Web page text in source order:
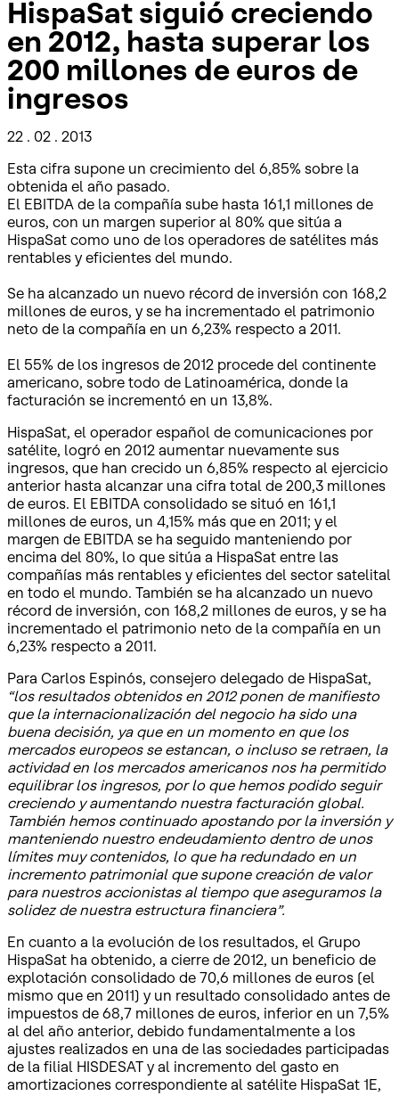
HispaSat siguió creciendo
en 2012, hasta superar los
200 millones de euros de
ingresos
22 . 02 . 2013
Esta cifra supone un crecimiento del 6,85% sobre la
obtenida el año pasado.
El EBITDA de la compañía sube hasta 161,1 millones de
euros, con un margen superior al 80% que sitúa a
HispaSat como uno de los operadores de satélites más
rentables y eficientes del mundo.
Se ha alcanzado un nuevo récord de inversión con 168,2
millones de euros, y se ha incrementado el patrimonio
neto de la compañía en un 6,23% respecto a 2011.
El 55% de los ingresos de 2012 procede del continente
americano, sobre todo de Latinoamérica, donde la
facturación se incrementó en un 13,8%.
HispaSat, el operador español de comunicaciones por
satélite, logró en 2012 aumentar nuevamente sus
ingresos, que han crecido un 6,85% respecto al ejercicio
anterior hasta alcanzar una cifra total de 200,3 millones
de euros. El EBITDA consolidado se situó en 161,1
millones de euros, un 4,15% más que en 2011; y el
margen de EBITDA se ha seguido manteniendo por
encima del 80%, lo que sitúa a HispaSat entre las
compañías más rentables y eficientes del sector satelital
en todo el mundo. También se ha alcanzado un nuevo
récord de inversión, con 168,2 millones de euros, y se ha
incrementado el patrimonio neto de la compañía en un
6,23% respecto a 2011.
Para Carlos Espinós, consejero delegado de HispaSat,
“los resultados obtenidos en 2012 ponen de manifiesto
que la internacionalización del negocio ha sido una
buena decisión, ya que en un momento en que los
mercados europeos se estancan, o incluso se retraen, la
actividad en los mercados americanos nos ha permitido
equilibrar los ingresos, por lo que hemos podido seguir
creciendo y aumentando nuestra facturación global.
También hemos continuado apostando por la inversión y
manteniendo nuestro endeudamiento dentro de unos
límites muy contenidos, lo que ha redundado en un
incremento patrimonial que supone creación de valor
para nuestros accionistas al tiempo que aseguramos la
solidez de nuestra estructura financiera”.
En cuanto a la evolución de los resultados, el Grupo
HispaSat ha obtenido, a cierre de 2012, un beneficio de
explotación consolidado de 70,6 millones de euros (el
mismo que en 2011) y un resultado consolidado antes de
impuestos de 68,7 millones de euros, inferior en un 7,5%
al del año anterior, debido fundamentalmente a los
ajustes realizados en una de las sociedades participadas
de la filial HISDESAT y al incremento del gasto en
amortizaciones correspondiente al satélite HispaSat 1E,